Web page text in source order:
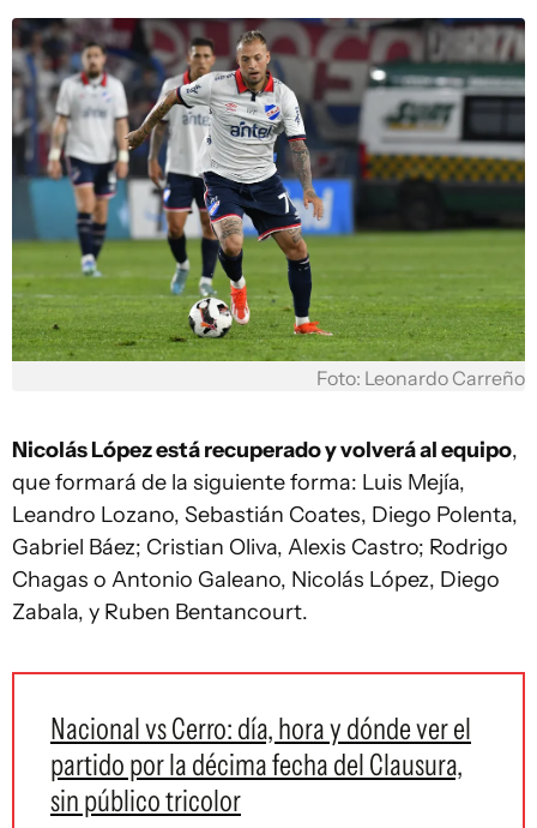
Foto: Leonardo Carreño
Nicolás López está recuperado y volverá al equipo,
que formará de la siguiente forma: Luis Mejía,
Leandro Lozano, Sebastián Coates, Diego Polenta,
Gabriel Báez; Cristian Oliva, Alexis Castro; Rodrigo
Chagas o Antonio Galeano, Nicolás López, Diego
Zabala, y Ruben Bentancourt.
Nacional vs Cerro: día, hora y dónde ver el
partido por la décima fecha del Clausura,
sin público tricolor